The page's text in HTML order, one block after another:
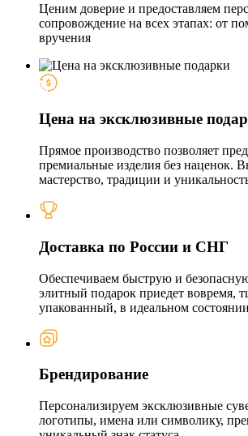
Ценим доверие и предоставляем
сопровождение на всех этапах: от
вручения
Цена на эксклюзивные
Прямое производство позволяет
премиальные изделия без наценок.
мастерство, традиции и
Доставка по России и СНГ
Обеспечиваем быструю и
элитный подарок приедет вовремя,
упакованный, в идеальном состоянии
Брендирование
Персонализируем эксклюзивные
логотипы, имена или символику,